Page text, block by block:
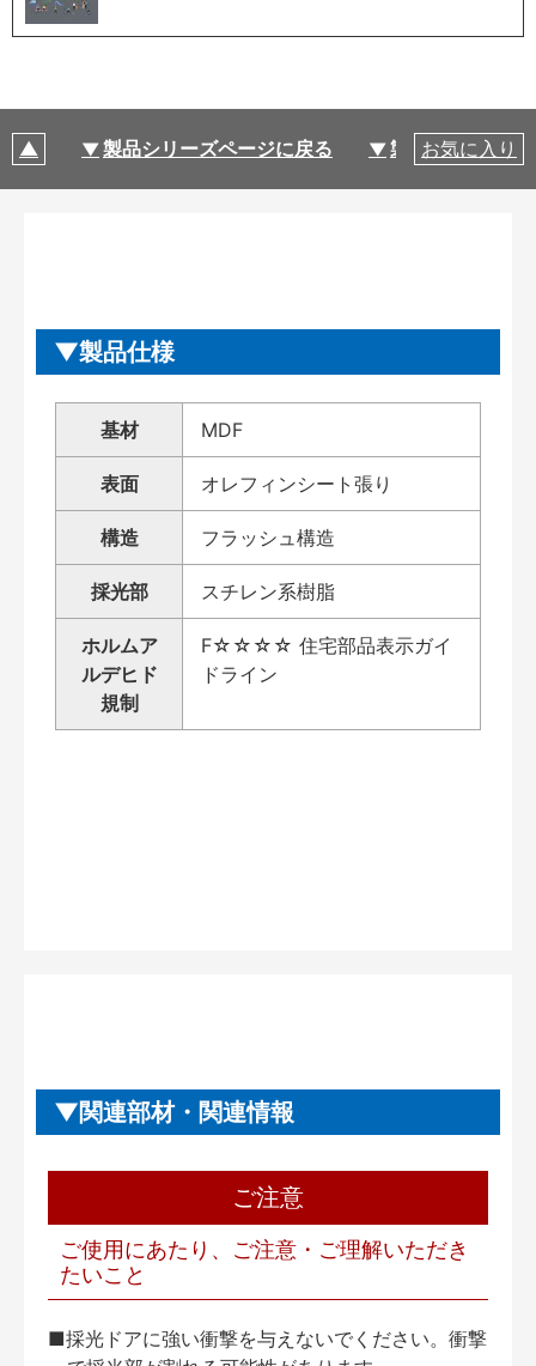
製品シリーズページに戻る 製品仕様
お気に入り
製品仕様
基材 MDF
表面 オレフィンシート張り
構造 フラッシュ構造
採光部 スチレン系樹脂
ホルムア
ルデヒド
規制
F☆☆☆☆ 住宅部品表示ガイ
ドライン
関連部材・関連情報
ご注意
ご使用にあたり、ご注意・ご理解いただき
たいこと
■採光ドアに強い衝撃を与えないでください。衝撃